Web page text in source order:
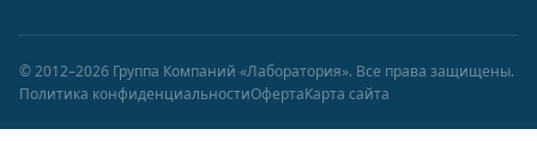
© 2012–2026 Группа Компаний «Лаборатория». Все права защищены.
Политика конфиденциальностиОфертаКарта сайта